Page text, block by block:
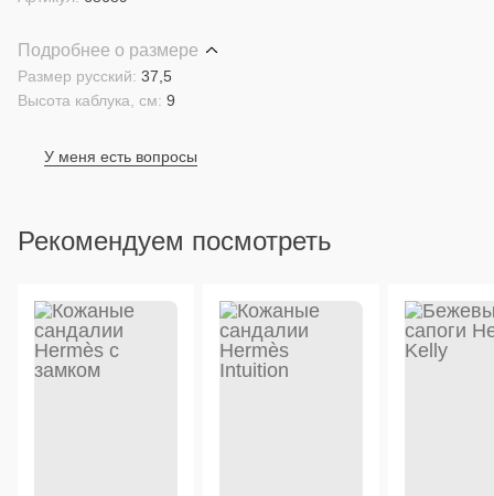
Подробнее о размере
Высота каблука, см: 9
Размер русский: 37,5
У меня есть вопросы
Рекомендуем посмотреть